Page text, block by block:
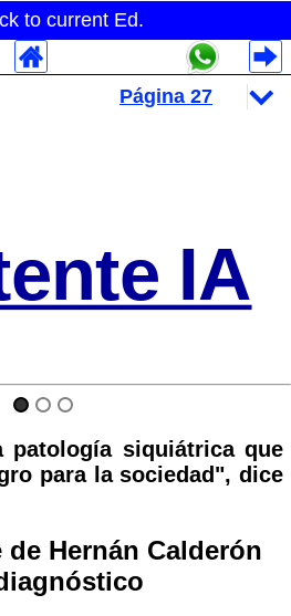
to current Ed.
IA
patología siquiátrica que
para la sociedad", dice
Hernán Calderón